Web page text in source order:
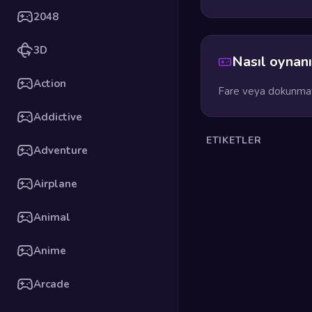
2048
3D
Action
Addictive
Adventure
Airplane
Animal
Anime
Arcade
Nasıl
Fare veya
ETIKETLER